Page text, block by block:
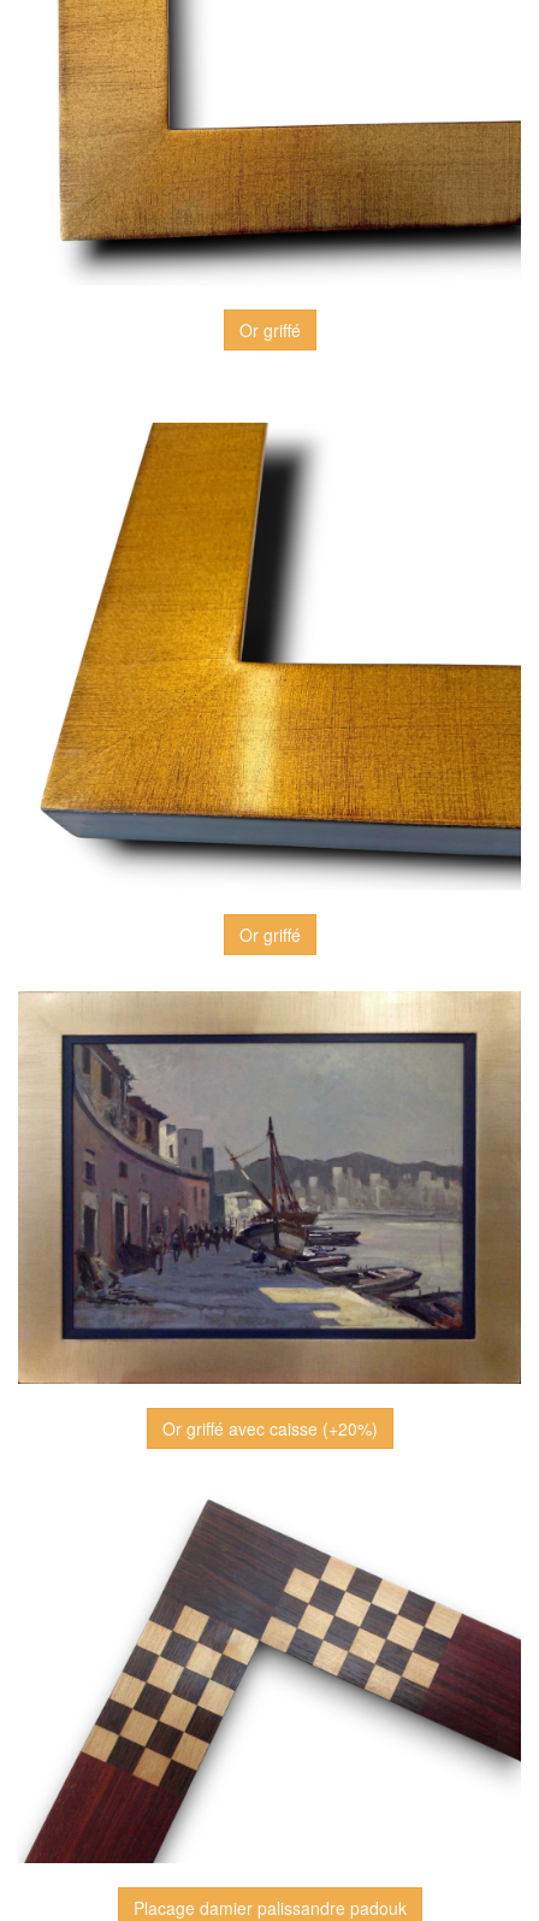
Or griffé
Or griffé
Or griffé avec caisse (+20%)
Placage damier palissandre padouk